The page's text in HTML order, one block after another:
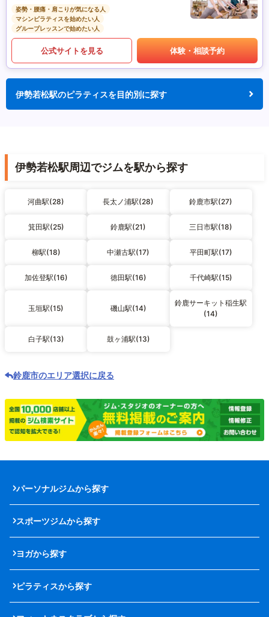
姿勢・腰痛・肩こりが気になる人
マシンピラティスを始めたい人
グループレッスンで始めたい人
公式サイトを見る 体験・相談予約
伊勢若松駅のピラティスを目的別に探す
伊勢若松駅周辺でジムを駅から探す
河曲駅(28) 長太ノ浦駅(28) 鈴鹿市駅(27)
箕田駅(25) 鈴鹿駅(21) 三日市駅(18)
柳駅(18) 中瀬古駅(17) 平田町駅(17)
加佐登駅(16) 徳田駅(16) 千代崎駅(15)
玉垣駅(15) 磯山駅(14)
鈴鹿サーキット稲生駅
(14)
白子駅(13) 鼓ヶ浦駅(13)
鈴鹿市のエリア選択に戻る
パーソナルジムから探す
スポーツジムから探す
ヨガから探す
ピラティスから探す